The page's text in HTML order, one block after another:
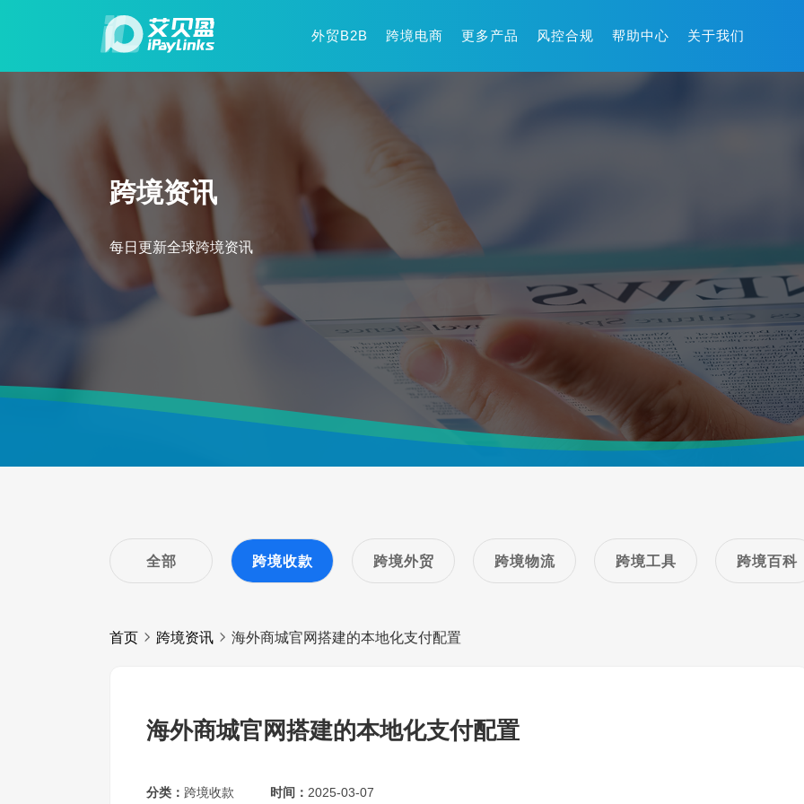
外贸B2B 跨境电商 更多产品 风控合规 帮助中心 关于我们
跨境资讯
每日更新全球跨境资讯
全部 跨境收款 跨境外贸 跨境物流 跨境工具 跨境百科
首页 跨境资讯 海外商城官网搭建的本地化支付配置
海外商城官网搭建的本地化支付配置
分类： 跨境收款 时间： 2025-03-07